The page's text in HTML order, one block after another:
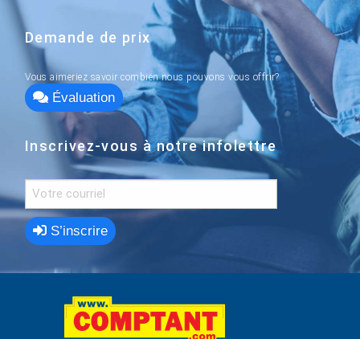
Demande de prix
Vous aimeriez savoir combien nous pouvons vous offrir?
Évaluation
Inscrivez-vous à notre infolettre
S’inscrire